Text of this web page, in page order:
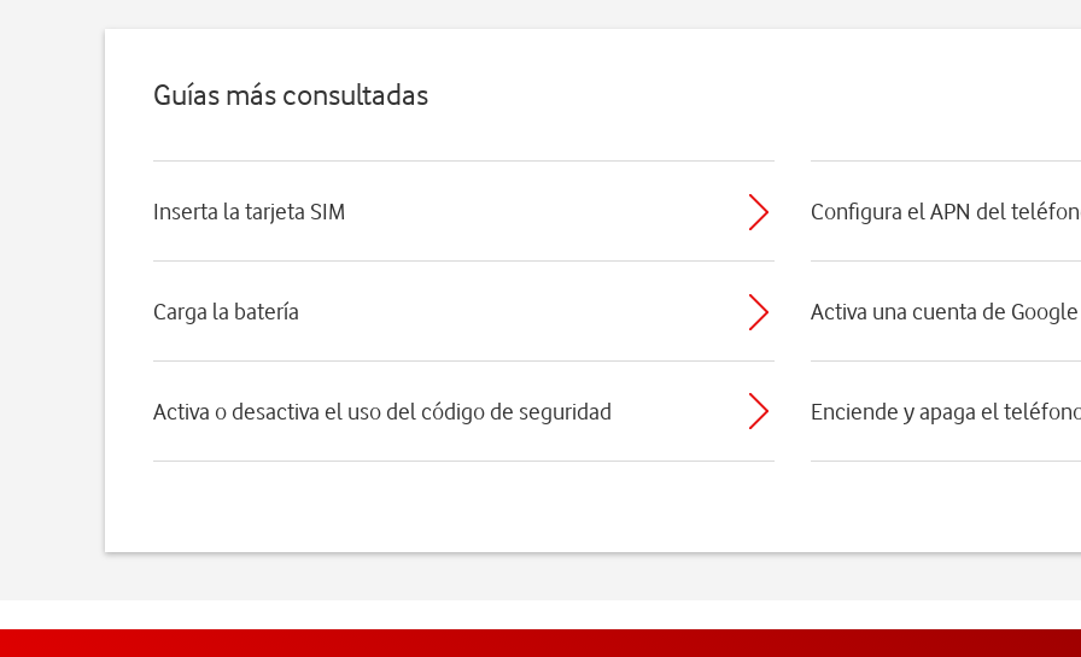
Guías más consultadas
Inserta la tarjeta SIM Configura el APN del
Carga la batería Activa una cuenta de
Activa o desactiva el uso del código de seguridad Enciende y apaga el